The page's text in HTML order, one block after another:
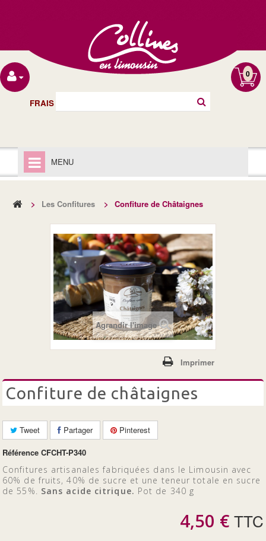
0
FRAIS DE PORT OFFERT À PARTIR DE 40€
MENU
LIVRAISON
MENTIONS LÉGALES
LES CHUTNEYS
LES CONFITURES
LES 100% FRUITS BIO
> Les Confitures > Confiture de Châtaignes
Agrandir l'image
Imprimer
confiture de châtaignes
Tweet Partager
Pinterest
Référence CFCHT-P340
Confitures artisanales fabriquées dans le Limousin avec
60% de fruits, 40% de sucre et une teneur totale en sucre
de 55%. Sans acide citrique. Pot de 340 g
4,50 € TTC